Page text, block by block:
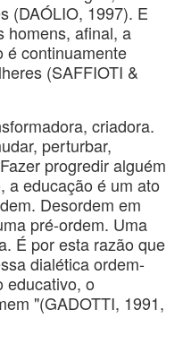
(DAÓLIO, 1997). E
homens, afinal, a
é continuamente
(SAFFIOTI &
criadora.
perturbar,
progredir alguém
a educação é um ato
Desordem em
pré-ordem. Uma
É por esta razão que
dialética ordem-
educativo, o
"(GADOTTI, 1991,